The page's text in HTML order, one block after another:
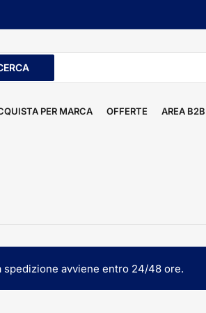
PER MARCA OFFERTE AREA B2B
spedizione avviene entro 24/48 ore.